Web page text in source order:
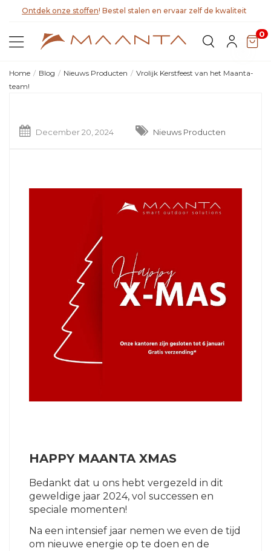
Ontdek onze stoffen! Bestel stalen en ervaar zelf de kwaliteit
0
Home Blog Nieuws Producten
Vrolijk Kerstfeest van het Maanta-
team!
December 20, 2024 Nieuws Producten
HAPPY MAANTA XMAS
Bedankt dat u ons hebt vergezeld in dit
geweldige jaar 2024, vol successen en
speciale momenten!
Na een intensief jaar nemen we even de tijd
om nieuwe energie op te doen en de